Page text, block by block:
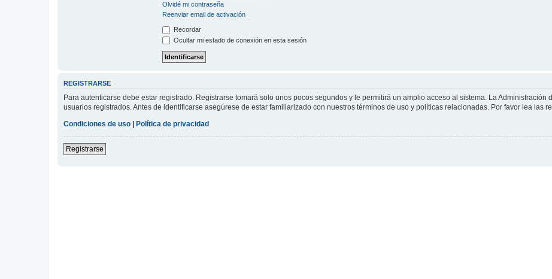
Olvidé mi contraseña
Reenviar email de activación
Recordar
Ocultar mi estado de conexión en esta sesión
REGISTRARSE
Para autenticarse debe estar registrado. Registrarse tomará solo unos pocos segundos y le permitirá un amplio acceso al sistema. La
usuarios registrados. Antes de identificarse asegúrese de estar familiarizado con nuestros términos de uso y políticas relacionadas. Por favor lea las
Condiciones de uso | Política de privacidad
Registrarse